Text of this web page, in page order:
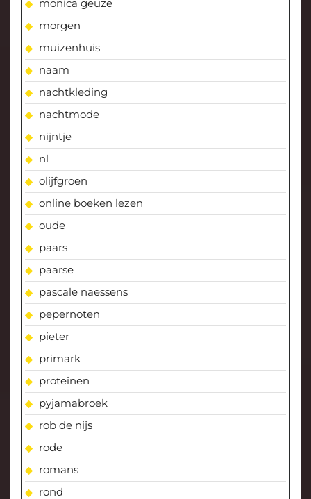
monica geuze
morgen
muizenhuis
naam
nachtkleding
nachtmode
nijntje
nl
olijfgroen
online boeken lezen
oude
paars
paarse
pascale naessens
pepernoten
pieter
primark
proteinen
pyjamabroek
rob de nijs
rode
romans
rond